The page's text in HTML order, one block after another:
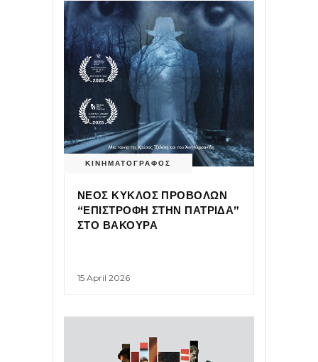
ΚΙΝΗΜΑΤΟΓΡΑΦΟΣ
ΝΕΟΣ ΚΥΚΛΟΣ ΠΡΟΒΟΛΩΝ
“ΕΠΙΣΤΡΟΦΗ ΣΤΗΝ ΠΑΤΡΙΔΑ”
ΣΤΟ ΒΑΚΟΥΡΑ
15 April 2026